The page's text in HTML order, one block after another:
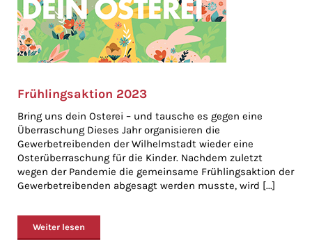
Frühlingsaktion 2023
Bring uns dein Osterei – und tausche es gegen eine
Überraschung Dieses Jahr organisieren die
Gewerbetreibenden der Wilhelmstadt wieder eine
Osterüberraschung für die Kinder. Nachdem zuletzt
wegen der Pandemie die gemeinsame Frühlingsaktion der
Gewerbetreibenden abgesagt werden musste, wird [...]
Weiter lesen